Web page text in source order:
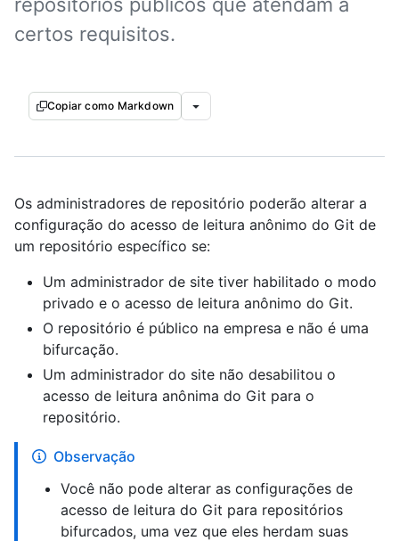
certos requisitos.
Copiar como Markdown
Os administradores de repositório poderão alterar a
configuração do acesso de leitura anônimo do Git de
um repositório específico se:
Um administrador de site tiver habilitado o modo
privado e o acesso de leitura anônimo do Git.
O repositório é público na empresa e não é uma
bifurcação.
Um administrador do site não desabilitou o
acesso de leitura anônima do Git para o
repositório.
Observação
Você não pode alterar as configurações de
acesso de leitura do Git para repositórios
bifurcados, uma vez que eles herdam suas